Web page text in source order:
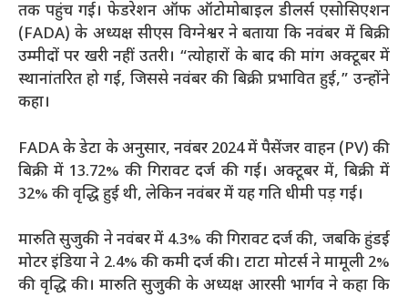
तक पहुंच गई। फेडरेशन ऑफ ऑटोमोबाइल डीलर्स एसोसिएशन
(FADA) के अध्यक्ष सीएस विग्नेश्वर ने बताया कि नवंबर में बिक्री
उम्मीदों पर खरी नहीं उतरी। “त्योहारों के बाद की मांग अक्टूबर में
स्थानांतरित हो गई, जिससे नवंबर की बिक्री प्रभावित हुई,” उन्होंने
कहा।
FADA के डेटा के अनुसार, नवंबर 2024 में पैसेंजर वाहन (PV) की
बिक्री में 13.72% की गिरावट दर्ज की गई। अक्टूबर में, बिक्री में
32% की वृद्धि हुई थी, लेकिन नवंबर में यह गति धीमी पड़ गई।
मारुति सुजुकी ने नवंबर में 4.3% की गिरावट दर्ज की, जबकि हुंडई
मोटर इंडिया ने 2.4% की कमी दर्ज की। टाटा मोटर्स ने मामूली 2%
की वृद्धि की। मारुति सुजुकी के अध्यक्ष आरसी भार्गव ने कहा कि